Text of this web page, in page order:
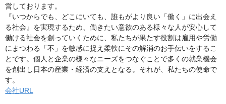
営しております。
『いつからでも、どこにいても、誰もがより良い「働く」に出会え
る社会』を実現するため、働きたい意欲のある様々な人が安心して
働ける社会を創っていくために、私たちが果たす役割は雇用や労働
にまつわる「不」を敏感に捉え柔軟にその解消のお手伝いをするこ
とです。個人と企業の様々なニーズをつなぐことで多くの就業機会
を創出し日本の産業・経済の支えとなる。それが、私たちの使命で
す。
会社URL